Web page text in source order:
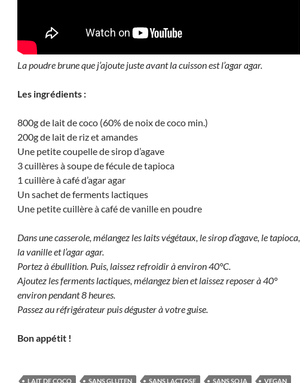
La poudre brune que j’ajoute juste avant la cuisson est l’agar agar.
Les ingrédients :
800g de lait de coco (60% de noix de coco min.)
200g de lait de riz et amandes
Une petite coupelle de sirop d’agave
3 cuillères à soupe de fécule de tapioca
1 cuillère à café d’agar agar
Un sachet de ferments lactiques
Une petite cuillère à café de vanille en poudre
Dans une casserole, mélangez les laits végétaux, le sirop d’agave, le tapioca,
la vanille et l’agar agar.
Portez à ébullition. Puis, laissez refroidir à environ 40°C.
Ajoutez les ferments lactiques, mélangez bien et laissez reposer à 40°
environ pendant 8 heures.
Passez au réfrigérateur puis déguster à votre guise.
Bon appétit !
LAIT DE COCO SANS GLUTEN SANS LACTOSE SANS SOJA
VEGAN